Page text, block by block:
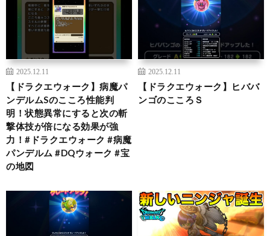
2025.12.11
【ドラクエウォーク】病魔パ
ンデルムSのこころ性能判
明！状態異常にすると次の斬
撃体技が倍になる効果が強
力！#ドラクエウォーク #病魔
パンデルム #DQウォーク #宝
の地図
2025.12.11
【ドラクエウォーク】ヒババ
ンゴのこころＳ